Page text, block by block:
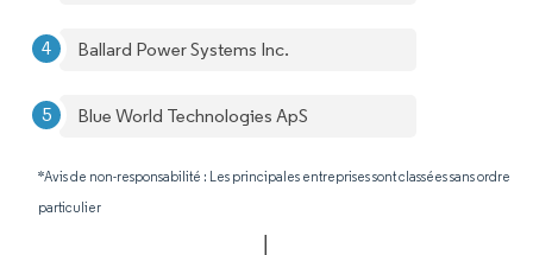
Ballard Power Systems Inc.
Blue World Technologies ApS
*Avis de non-responsabilité : Les principales entreprises sont classées sans ordre
particulier